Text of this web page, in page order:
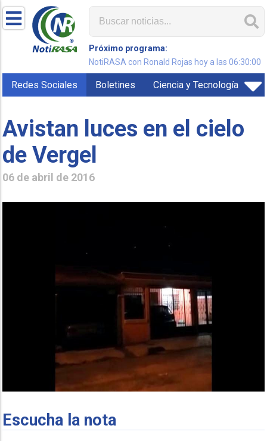
Próximo programa:
NotiRASA con Ronald Rojas hoy a las 06:30:00
Redes Sociales Boletines Ciencia y Tecnología
Avistan luces en el cielo
de Vergel
06 de abril de 2016
Escucha la nota